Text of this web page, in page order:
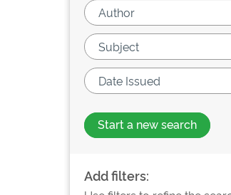
Start a new search
Add filters: